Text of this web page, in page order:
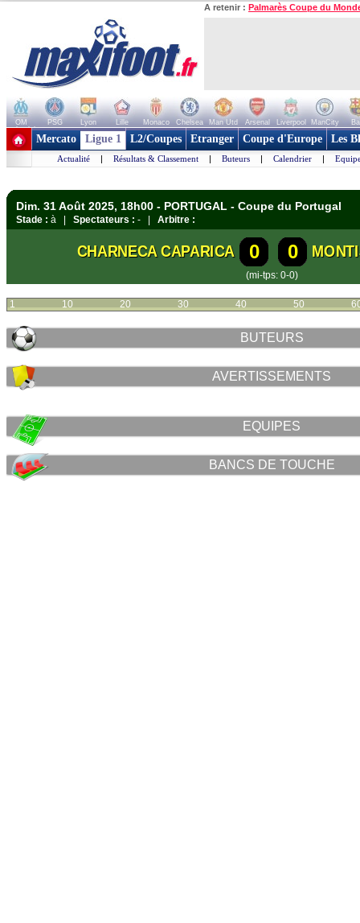
A retenir : Palmarès Coupe du
OM PSG Lyon Lille Monaco Chelsea Man Utd Arsenal Liverpool ManCity
+ de clubs
Mercato Ligue 1 L2/Coupes Etranger Coupe d'Europe Les
Actualité | Résultats & Classement | Buteurs | Calendrier |
Dim. 31 Août 2025, 18h00 - PORTUGAL - Coupe du Portugal
Stade : à | Spectateurs : - | Arbitre :
CHARNECA CAPARICA 0 0
(mi-tps: 0-0)
1 10 20 30 40 50
BUTEURS
AVERTISSEMENTS
EQUIPES
BANCS DE TOUCHE